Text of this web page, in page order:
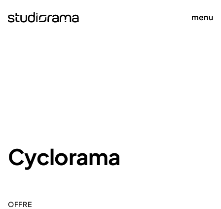
menu
Cyclorama
OFFRE